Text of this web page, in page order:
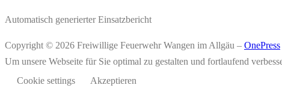
Automatisch generierter Einsatzbericht
Copyright © 2026 Freiwillige Feuerwehr Wangen im Allgäu – OnePress
Um unsere Webseite für Sie optimal zu gestalten und fortlaufend
Cookie settings
Akzeptieren